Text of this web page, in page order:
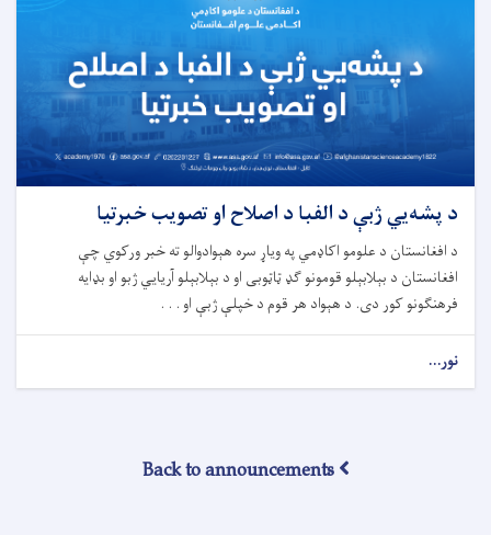
د پشه‌یي ژبې د الفبا د اصلاح او تصویب خبرتیا
د افغانستان د علومو اکاډمي په ویاړ سره هېوادوالو ته خبر ورکوي چې
افغانستان د بېلابېلو قومونو ګډ ټاټوبی او د بېلابېلو آریایي ژبو او بډایه
فرهنګونو کور دی. د هېواد هر قوم د خپلې ژبې او . . .
نور...
Back to announcements